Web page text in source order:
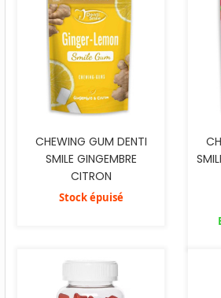
CHEWING GUM DENTI
SMILE GINGEMBRE
CITRON
Stock épuisé